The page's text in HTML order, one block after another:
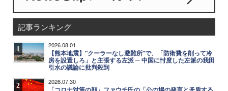
記事ランキング
1 2026.08.01
【熊本地震】"クーラーなし避難所"で、「防衛費を削って冷
房を設置しろ」と主張する左派 ─ 中国に忖度した左派の我田
引水の議論に批判殺到
2 2026.07.30